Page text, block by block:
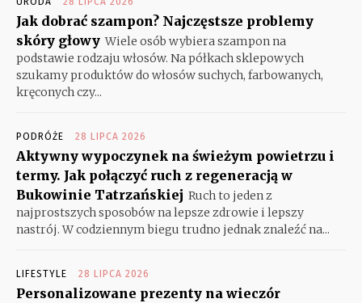
Jak dobrać szampon? Najczęstsze problemy
skóry głowy Wiele osób wybiera szampon na
podstawie rodzaju włosów. Na półkach sklepowych
szukamy produktów do włosów suchych, farbowanych,
kręconych czy...
PODRÓŻE 28 LIPCA 2026
Aktywny wypoczynek na świeżym powietrzu i
termy. Jak połączyć ruch z regeneracją w
Bukowinie Tatrzańskiej Ruch to jeden z
najprostszych sposobów na lepsze zdrowie i lepszy
nastrój. W codziennym biegu trudno jednak znaleźć na...
LIFESTYLE 28 LIPCA 2026
Personalizowane prezenty na wieczór